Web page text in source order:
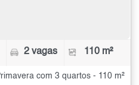
2 vagas 110 m²
com 3 quartos - 110 m²